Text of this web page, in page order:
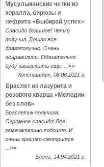
Мусульманские четки из
коралла, бирюзы и
нефрита «Выбирай успех»
Спасибо большое! Четки
получил. Дошло все
благополучно. Очень
понравились. Обязательно
буду заказывать еще. ... »»
Константин, 08.06.2021 г.
Браслет из лазурита и
розового кварца «Мелодии
без слов»
Браслетик получила.
Огромное спасибо! Все
замечательно подошло. И
очень красиво смотрится.
»»
Елена, 14.04.2021 г.